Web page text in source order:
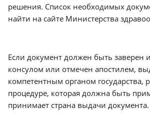
решения. Список необходимых
найти на сайте Министерства
Если документ должен быть заверен
консулом или отмечен апостилем,
компетентным органом государства,
процедуре, которая должна быть
принимает страна выдачи документа.